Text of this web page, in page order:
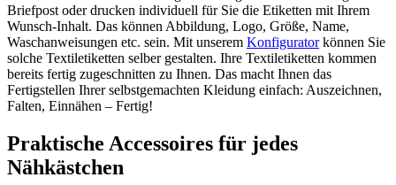
Briefpost oder drucken individuell für Sie die Etiketten mit Ihrem
Wunsch-Inhalt. Das können Abbildung, Logo, Größe, Name,
Waschanweisungen etc. sein. Mit unserem Konfiguratorkönnen Sie
solche Textiletiketten selber gestalten. Ihre Textiletiketten kommen
bereits fertig zugeschnitten zu Ihnen. Das macht Ihnen das
Fertigstellen Ihrer selbstgemachten Kleidung einfach: Auszeichnen,
Falten, Einnähen – Fertig!
Praktische Accessoires für jedes
Nähkästchen